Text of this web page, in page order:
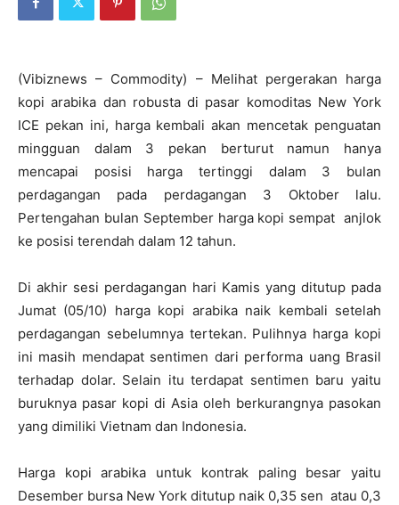
(Vibiznews – Commodity) – Melihat pergerakan harga
kopi arabika dan robusta di pasar komoditas New York
ICE pekan ini, harga kembali akan mencetak penguatan
mingguan dalam 3 pekan berturut namun hanya
mencapai posisi harga tertinggi dalam 3 bulan
perdagangan pada perdagangan 3 Oktober lalu.
Pertengahan bulan September harga kopi sempat anjlok
ke posisi terendah dalam 12 tahun.
Di akhir sesi perdagangan hari Kamis yang ditutup pada
Jumat (05/10) harga kopi arabika naik kembali setelah
perdagangan sebelumnya tertekan. Pulihnya harga kopi
ini masih mendapat sentimen dari performa uang Brasil
terhadap dolar. Selain itu terdapat sentimen baru yaitu
buruknya pasar kopi di Asia oleh berkurangnya pasokan
yang dimiliki Vietnam dan Indonesia.
Harga kopi arabika untuk kontrak paling besar yaitu
Desember bursa New York ditutup naik 0,35 sen atau 0,3